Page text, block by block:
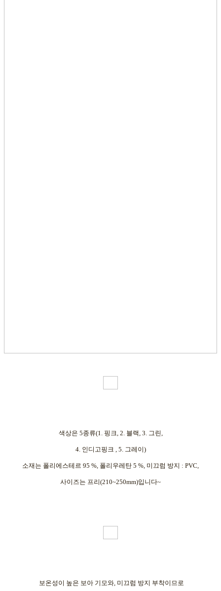
색상은 5종류(1. 핑크, 2. 블랙, 3. 그린,
4. 인디고핑크 , 5. 그레이)
소재는 폴리에스테르 95 %, 폴리우레탄 5 %, 미끄럼 방지 : PVC,
사이즈는 프리(210~250mm)입니다~
보온성이 높은 보아 기모와, 미끄럼 방지 부착이므로